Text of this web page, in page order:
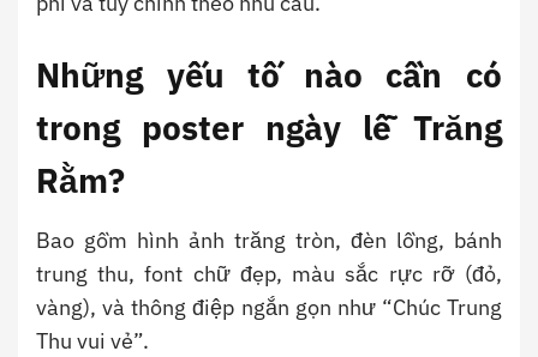
Những yếu tố nào cần có
trong poster ngày lễ Trăng
Rằm?
Bao gồm hình ảnh trăng tròn, đèn lồng, bánh
trung thu, font chữ đẹp, màu sắc rực rỡ (đỏ,
vàng), và thông điệp ngắn gọn như “Chúc Trung
Thu vui vẻ”.